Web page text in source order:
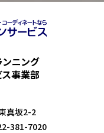
ニング
事業部
真坂2-2
381-7020